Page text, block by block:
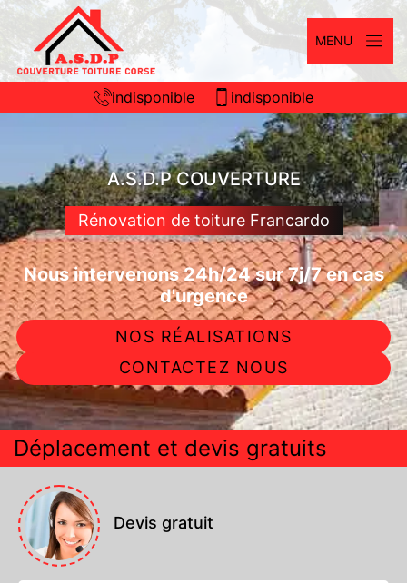
MENU
indisponible indisponible
A.S.D.P COUVERTURE
Rénovation de toiture Francardo
Nous intervenons 24h/24 sur 7j/7 en cas
d'urgence
NOS RÉALISATIONS
CONTACTEZ NOUS
Déplacement et devis gratuits
Devis gratuit